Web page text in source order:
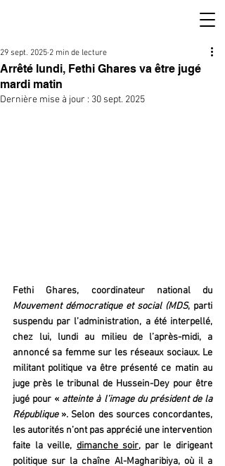
Arrêté lundi, Fethi Ghares va être jugé
mardi matin
29 sept. 2025 2 min de lecture
Dernière mise à jour : 30 sept. 2025
Mouvement démocratique et social (MDS, parti
suspendu par l’administration, a été interpellé,
chez lui, lundi au milieu de l’après-midi, a
annoncé sa femme sur les réseaux sociaux. Le
militant politique va être présenté ce matin au
juge près le tribunal de Hussein-Dey pour être
jugé pour « atteinte à l’image du président de la
République ». Selon des sources concordantes,
les autorités n’ont pas apprécié une intervention
faite la veille, dimanche soir, par le dirigeant
politique sur la chaîne Al-Magharibiya, où il a